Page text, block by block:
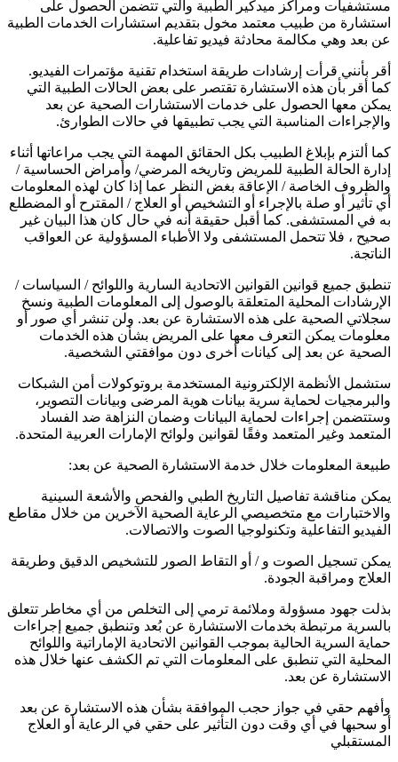
مستشفيات ومراكز ميدكير الطبية والتي تتضمن الحصول على
استشارة من طبيب معتمد مخول بتقديم استشارات الخدمات الطبية
عن بعد وهي مكالمة محادثة فيديو تفاعلية.
أقر بأنني قرأت إرشادات طريقة استخدام تقنية مؤتمرات الفيديو.
كما أقر بأن هذه الاستشارة تقتصر على بعض الحالات الطبية التي
يمكن معها الحصول على خدمات الاستشارات الصحية عن بعد
والإجراءات المناسبة التي يجب تطبيقها في حالات الطوارئ.
كما ألتزم بإبلاغ الطبيب بكل الحقائق المهمة التي يجب مراعاتها أثناء
إدارة الحالة الطبية للمريض وتاريخه المرضي/ وأمراض الحساسية /
والظروف الخاصة / الإعاقة بغض النظر عما إذا كان لهذه المعلومات
أي تأثير أو صلة بالإجراء أو التشخيص أو العلاج / المقترح أو المضطلع
به في المستشفى. كما أقبل حقيقة أنه في حال كان هذا البيان غير
صحيح ، فلا تتحمل المستشفى ولا الأطباء المسؤولية عن العواقب
الناتجة.
تنطبق جميع قوانين القوانين الاتحادية السارية واللوائح / السياسات /
الإرشادات المحلية المتعلقة بالوصول إلى المعلومات الطبية ونسخ
سجلاتي الصحية على هذه الاستشارة عن بعد. ولن تنشر أي صور أو
معلومات يمكن التعرف معها على المريض بشأن هذه الخدمات
الصحية عن بعد إلى كيانات أخرى دون موافقتي الشخصية.
ستشمل الأنظمة الإلكترونية المستخدمة بروتوكولات أمن الشبكات
والبرمجيات لحماية سرية بيانات هوية المرضى وبيانات التصوير،
وستتضمن إجراءات لحماية البيانات وضمان النزاهة ضد الفساد
المتعمد وغير المتعمد وفقًا لقوانين ولوائح الإمارات العربية المتحدة.
طبيعة المعلومات خلال خدمة الاستشارة الصحية عن بعد:
يمكن مناقشة تفاصيل التاريخ الطبي والفحص والأشعة السينية
والاختبارات مع متخصيصي الرعاية الصحية الآخرين من خلال مقاطع
الفيديو التفاعلية وتكنولوجيا الصوت والاتصالات.
يمكن تسجيل الصوت و / أو التقاط الصور للتشخيص الدقيق وطريقة
العلاج ومراقبة الجودة.
بذلت جهود مسؤولة وملائمة ترمي إلى التخلص من أي مخاطر تتعلق
بالسرية مرتبطة بخدمات الاستشارة عن بُعد وتنطبق جميع إجراءات
حماية السرية الحالية بموجب القوانين الاتحادية الإماراتية واللوائح
المحلية التي تنطبق على المعلومات التي تم الكشف عنها خلال هذه
الاستشارة عن بعد.
وأفهم حقي في جواز حجب الموافقة بشأن هذه الاستشارة عن بعد
أو سحبها في أي وقت دون التأثير على حقي في الرعاية أو العلاج
المستقبلي